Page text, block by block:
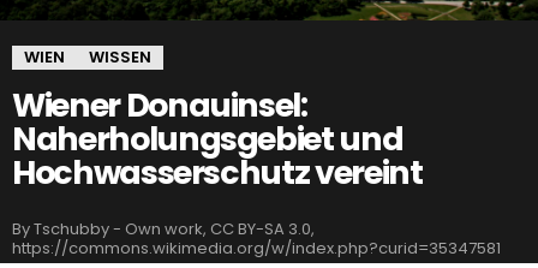
WIEN WISSEN
Wiener Donauinsel:
Naherholungsgebiet und
Hochwasserschutz vereint
By Tschubby - Own work, CC BY-SA 3.0,
https://commons.wikimedia.org/w/index.php?curid=35347581